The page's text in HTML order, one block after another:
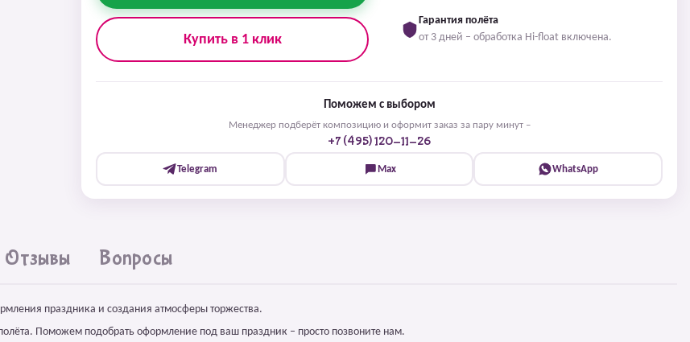
Купить в 1 клик
Гарантия полёта
от 3 дней – обработка Hi-float включена.
Поможем с выбором
Менеджер подберёт композицию и оформит заказ за пару минут –
+7 (495) 120-11-26
Telegram Max WhatsApp
Отзывы Вопросы
праздника и создания атмосферы торжества.
Поможем подобрать оформление под ваш праздник – просто позвоните нам.